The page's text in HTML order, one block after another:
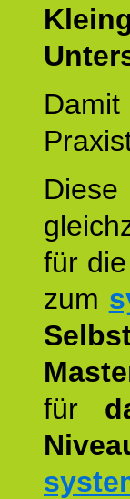
für die
zum
für